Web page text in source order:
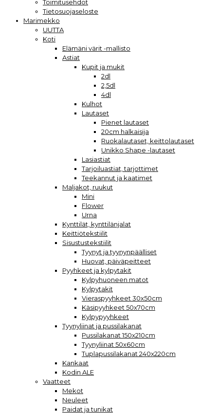
Toimitusehdot
Tietosuojaseloste
Marimekko
UUTTA
Koti
Elämäni värit -mallisto
Astiat
Kupit ja mukit
2dl
2,5dl
4dl
Kulhot
Lautaset
Pienet lautaset
20cm halkaisija
Ruokalautaset, keittolautaset
Unikko Shape -lautaset
Lasiastiat
Tarjoiluastiat, tarjottimet
Teekannut ja kaatimet
Maljakot, ruukut
Mini
Flower
Urna
Kynttilät, kynttilänjalat
Keittiötekstiilit
Sisustustekstiilit
Tyynyt ja tyynynpäälliset
Huovat, päiväpeitteet
Pyyhkeet ja kylpytakit
Kylpyhuoneen matot
Kylpytakit
Vieraspyyhkeet 30x50cm
Käsipyyhkeet 50x70cm
Kylpypyyhkeet
Tyynyliinat ja pussilakanat
Pussilakanat 150x210cm
Tyynyliinat 50x60cm
Tuplapussilakanat 240x220cm
Kankaat
Kodin ALE
Vaatteet
Mekot
Neuleet
Paidat ja tunikat